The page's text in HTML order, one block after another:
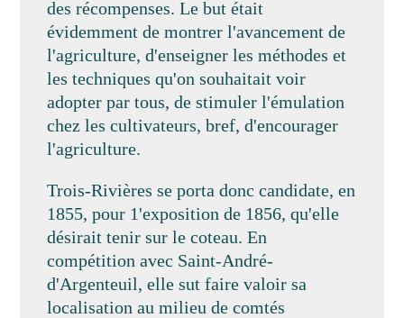
des récompenses. Le but était
évidemment de montrer l'avancement de
l'agriculture, d'enseigner les méthodes et
les techniques qu'on souhaitait voir
adopter par tous, de stimuler l'émulation
chez les cultivateurs, bref, d'encourager
l'agriculture.
Trois-Rivières se porta donc candidate, en
1855, pour 1'exposition de 1856, qu'elle
désirait tenir sur le coteau. En
compétition avec Saint-André-
d'Argenteuil, elle sut faire valoir sa
localisation au milieu de comtés